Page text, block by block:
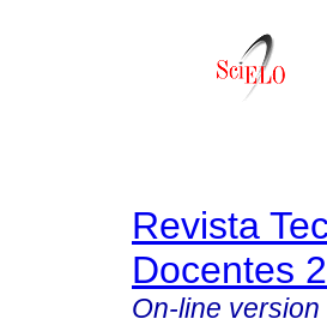
Revista
Docentes
On-line version